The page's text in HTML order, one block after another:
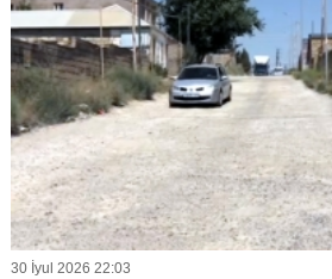
30 İyul 2026 22:03